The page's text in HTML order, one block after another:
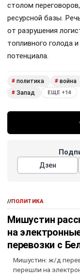
столом
ресурсной базы.
от разрушения
топливного голода
потенциала.
# политика # война
# Запад ЕЩЕ +14
Дзен
//ПОЛИТИКА
Мишустин
на
перевозки с
Мишустин: ж/д
перешли на